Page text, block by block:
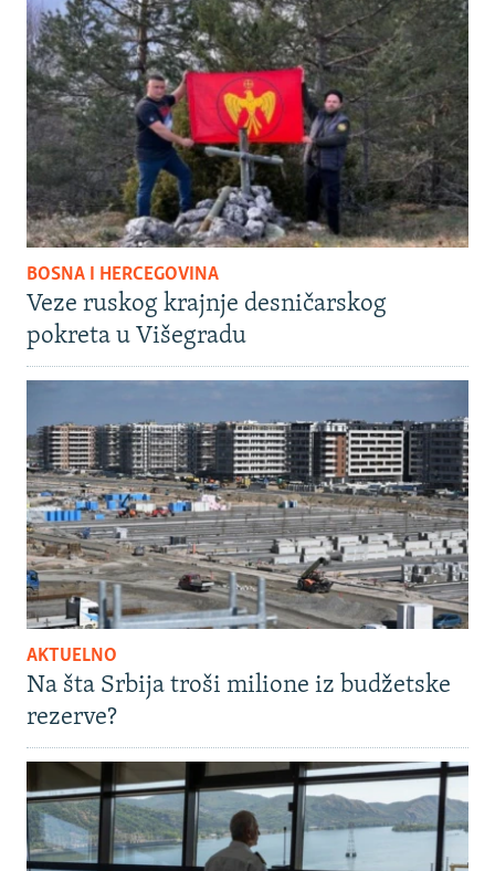
BOSNA I HERCEGOVINA
Veze ruskog krajnje desničarskog
pokreta u Višegradu
AKTUELNO
Na šta Srbija troši milione iz budžetske
rezerve?